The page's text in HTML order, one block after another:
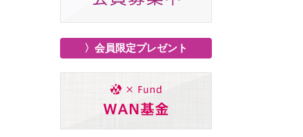
〉会員限定プレゼント